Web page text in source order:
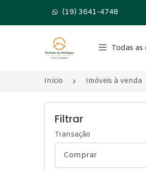
(19) 3641-4748
Página inicial
Todas
Início Imóveis à venda
Filtrar
Transação